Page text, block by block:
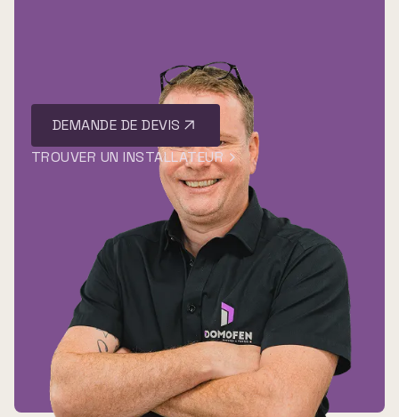
DEMANDE DE DEVIS
TROUVER UN INSTALLATEUR